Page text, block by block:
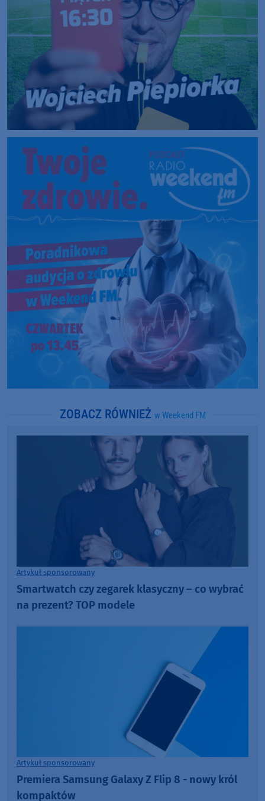
ZOBACZ RÓWNIEŻ w Weekend FM
Artykuł sponsorowany
Smartwatch czy zegarek klasyczny – co wybrać
na prezent? TOP modele
Artykuł sponsorowany
Premiera Samsung Galaxy Z Flip 8 - nowy król
kompaktów